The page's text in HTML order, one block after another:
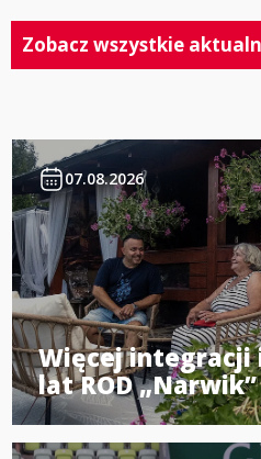
Zobacz wszystkie
07.08.2026
Więcej integracji
lat ROD „Narwik”